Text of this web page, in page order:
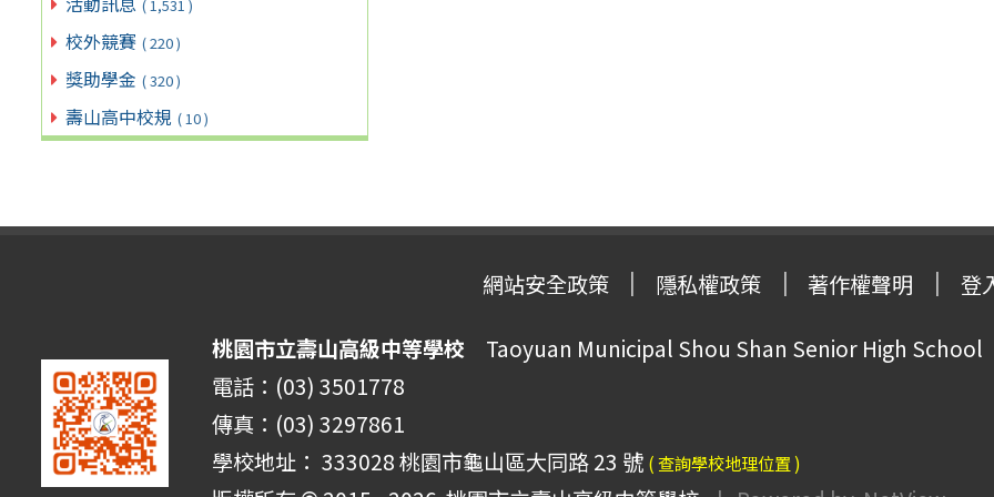
( 1,531 )
校外競賽 ( 220 )
獎助學金 ( 320 )
壽山高中校規 ( 10 )
網站安全政策 隱私權政策 著作權聲明 登
桃園市立壽山高級中等學校 Taoyuan Municipal Shou Shan Senior High School
電話：(03) 3501778
傳真：(03) 3297861
學校地址： 333028 桃園市龜山區大同路 23 號 ( 查詢學校地理位置 )